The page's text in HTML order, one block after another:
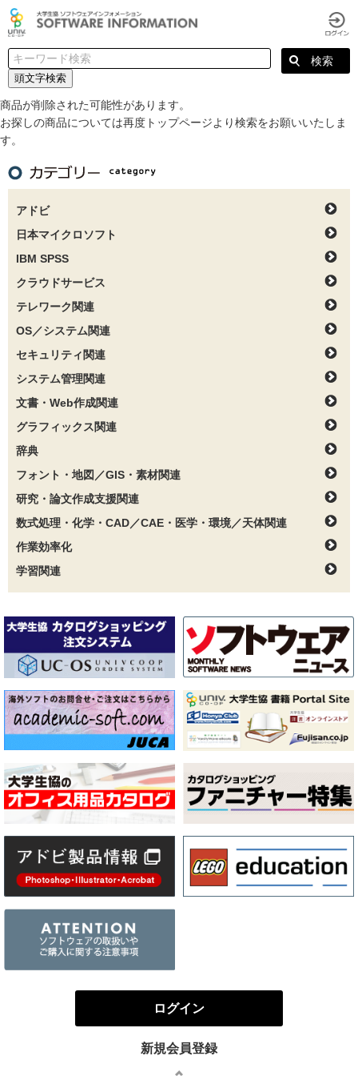
頭文字検索
商品が削除された可能性があります。
お探しの商品については再度トップページより検索をお願いいたしま
す。
アドビ
日本マイクロソフト
IBM SPSS
クラウドサービス
テレワーク関連
OS／システム関連
セキュリティ関連
システム管理関連
文書・Web作成関連
グラフィックス関連
辞典
フォント・地図／GIS・素材関連
研究・論文作成支援関連
数式処理・化学・CAD／CAE・医学・環境／天体関連
作業効率化
学習関連
ログイン
新規会員登録